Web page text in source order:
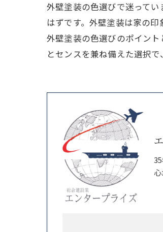
外壁塗装の色選びで迷って
はずです。外壁塗装は家の
外壁塗装の色選びのポイン
とセンスを兼ね備えた選択